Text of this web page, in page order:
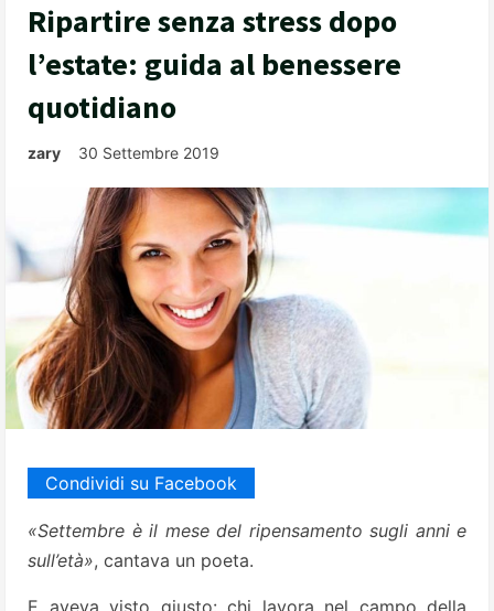
Ripartire senza stress dopo
l’estate: guida al benessere
quotidiano
zary 30 Settembre 2019
Condividi su Facebook
«Settembre è il mese del ripensamento sugli anni e
sull’età», cantava un poeta.
E aveva visto giusto: chi lavora nel campo della